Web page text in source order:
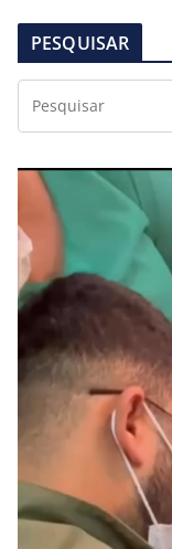
PESQUISAR